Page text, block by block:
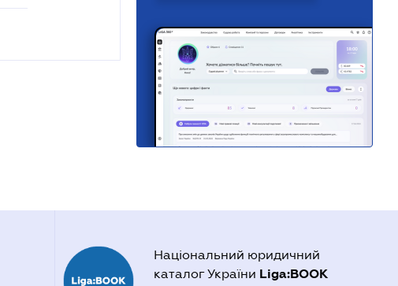
Національний юридичний
каталог України Liga:BOOK